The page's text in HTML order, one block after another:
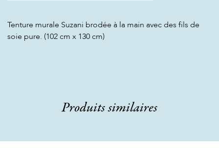
Tenture murale Suzani brodée à la main avec des fils de
soie pure. (102 cm x 130 cm)
Produits similaires